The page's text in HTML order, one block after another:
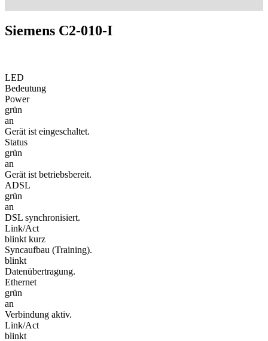
Siemens C2-010-I
LED
Bedeutung
Power
grün
an
Gerät ist eingeschaltet.
Status
grün
an
Gerät ist betriebsbereit.
ADSL
grün
an
DSL synchronisiert.
Link/Act
blinkt kurz
Syncaufbau (Training).
blinkt
Datenübertragung.
Ethernet
grün
an
Verbindung aktiv.
Link/Act
blinkt